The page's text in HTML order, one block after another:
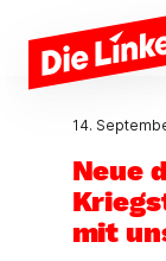
Zum Hauptinhalt
14.
Neue
mit